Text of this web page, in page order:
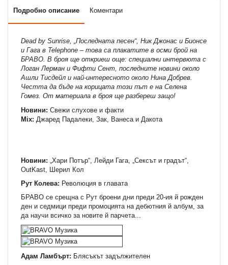
Подробно описание Коментари
Dead by Sunrise, „Последната песен“, Ник Джонас и Бионсе
и Гага в Telephone – това са плакатите в осми брой на
БРАВО. В броя ще откриеш още: специални интервюта с
Логан Лерман и Фифти Сент, последните новини около
Ашли Тисдейл и най-интересното около Нина Добрев.
Честта да бъде на корицата този път е на Селена
Гомез. От материала в броя ще разбереш защо!
Новини: Свежи слухове и факти
Mix: Джаред Падалеки, Зак, Ванеса и Дакота
Новини: „Хари Потър“, Лейди Гага, „Сексът и градът“,
OutKast, Шерил Кол
Рут Колева: Революция в главата
БРАВО се срещна с Рут броени дни преди 20-ия й рожден
ден и седмици преди промоцията на дебютния й албум, за
да научи всичко за новите й парчета...
Адам Ламбърт: Блясъкът задължителен